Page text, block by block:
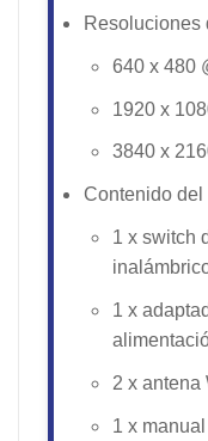
Resoluciones
640 x 480
1920 x
3840 x
Contenido del
1 x switch
1 x
2 x antena
1 x